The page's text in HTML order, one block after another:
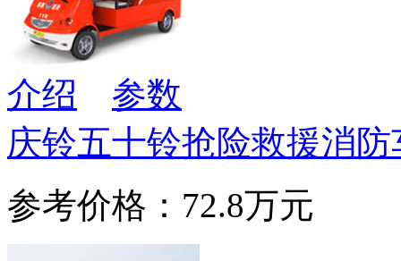
介绍
参数
庆铃五十铃抢险救援消防
参考价格：72.8万元